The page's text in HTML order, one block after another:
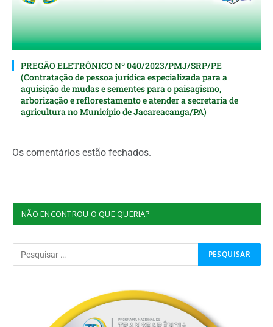
PREGÃO ELETRÔNICO Nº 040/2023/PMJ/SRP/PE
(Contratação de pessoa jurídica especializada para a
aquisição de mudas e sementes para o paisagismo,
arborização e reflorestamento e atender a secretaria de
agricultura no Município de Jacareacanga/PA)
Os comentários estão fechados.
NÃO ENCONTROU O QUE QUERIA?